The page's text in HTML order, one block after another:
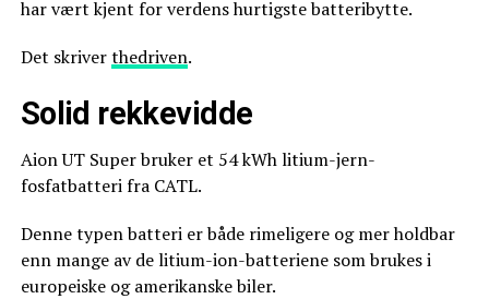
har vært kjent for verdens hurtigste batteribytte.
Det skriverthedriven.
Solid rekkevidde
Aion UT Super bruker et 54 kWh litium-jern-
fosfatbatteri fra CATL.
Denne typen batteri er både rimeligere og mer holdbar
enn mange av de litium-ion-batteriene som brukes i
europeiske og amerikanske biler.